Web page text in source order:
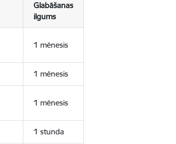
Glabāšanas
ilgums
1 mēnesis
1 mēnesis
1 mēnesis
1 stunda